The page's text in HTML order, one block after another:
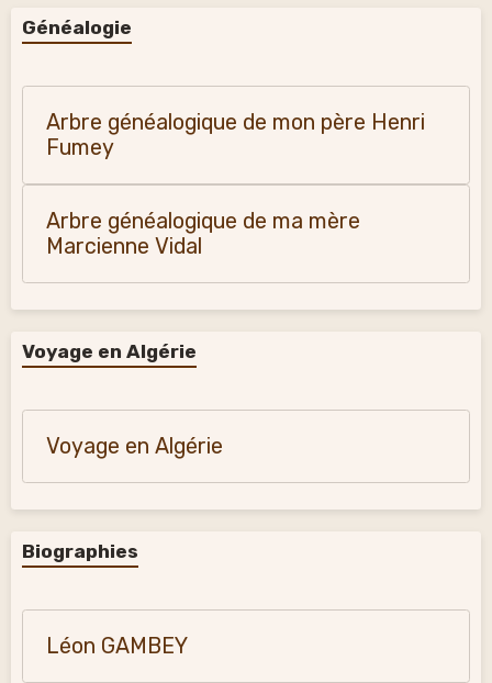
Généalogie
Arbre généalogique de mon père Henri
Fumey
Arbre généalogique de ma mère
Marcienne Vidal
Voyage en Algérie
Voyage en Algérie
Biographies
Léon GAMBEY